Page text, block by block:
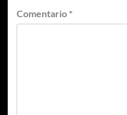
Comentario *